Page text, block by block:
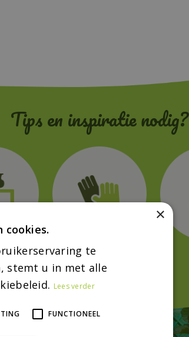
Tips en inspiratie nodig?
Tuin
×
cookies.
te
stemt u in met alle
Lees verder
FUNCTIONEEL